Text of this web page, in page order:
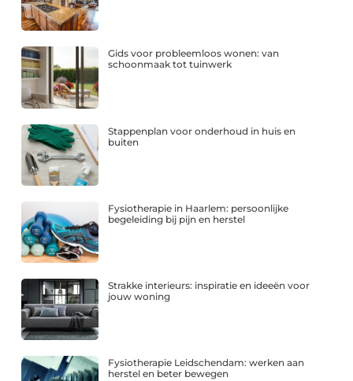
Gids voor probleemloos wonen: van
schoonmaak tot tuinwerk
Stappenplan voor onderhoud in huis en
buiten
Fysiotherapie in Haarlem: persoonlijke
begeleiding bij pijn en herstel
Strakke interieurs: inspiratie en ideeën voor
jouw woning
Fysiotherapie Leidschendam: werken aan
herstel en beter bewegen